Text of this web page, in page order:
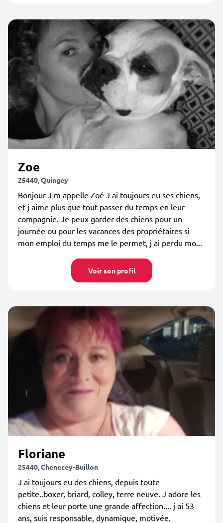
Zoe
25440, Quingey
Bonjour J m appelle Zoé J ai toujours eu ses chiens,
et j aime plus que tout passer du temps en leur
compagnie. Je peux garder des chiens pour un
journée ou pour les vacances des propriétaires si
mon emploi du temps me le permet, j ai perdu mo...
Voir son profil
Floriane
25440, Chenecey-Buillon
J ai toujours eu des chiens, depuis toute
petite..boxer, briard, colley, terre neuve. J adore les
chiens et leur porte une grande affection.... j ai 53
ans, suis responsable, dynamique, motivée.